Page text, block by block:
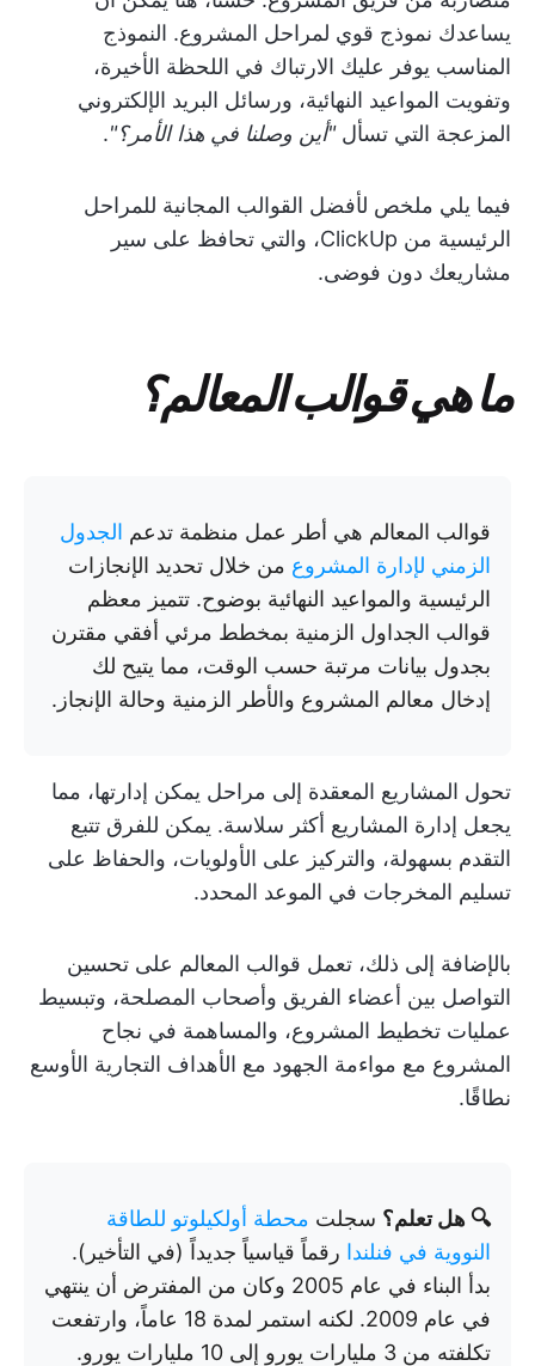
يساعدك نموذج قوي لمراحل المشروع. النموذج
المناسب يوفر عليك الارتباك في اللحظة الأخيرة،
وتفويت المواعيد النهائية، ورسائل البريد الإلكتروني
المزعجة التي تسأل"أين وصلنا في هذا الأمر؟".
فيما يلي ملخص لأفضل القوالب المجانية للمراحل
الرئيسية من ClickUp، والتي تحافظ على سير
مشاريعك دون فوضى.
ما هي قوالب المعالم؟
قوالب المعالم هي أطر عمل منظمة تدعم الجدول
الزمني لإدارة المشروع من خلال تحديد الإنجازات
الرئيسية والمواعيد النهائية بوضوح. تتميز معظم
قوالب الجداول الزمنية بمخطط مرئي أفقي مقترن
بجدول بيانات مرتبة حسب الوقت، مما يتيح لك
إدخال معالم المشروع والأطر الزمنية وحالة الإنجاز.
تحول المشاريع المعقدة إلى مراحل يمكن إدارتها، مما
يجعل إدارة المشاريع أكثر سلاسة. يمكن للفرق تتبع
التقدم بسهولة، والتركيز على الأولويات، والحفاظ على
تسليم المخرجات في الموعد المحدد.
بالإضافة إلى ذلك، تعمل قوالب المعالم على تحسين
التواصل بين أعضاء الفريق وأصحاب المصلحة، وتبسيط
عمليات تخطيط المشروع، والمساهمة في نجاح
المشروع مع مواءمة الجهود مع الأهداف التجارية الأوسع
نطاقًا.
🔍 هل تعلم؟ سجلت محطة أولكيلوتو للطاقة
النووية في فنلندا رقماً قياسياً جديداً (في التأخير).
بدأ البناء في عام 2005 وكان من المفترض أن ينتهي
في عام 2009. لكنه استمر لمدة 18 عاماً، وارتفعت
تكلفته من 3 مليارات يورو إلى 10 مليارات يورو.